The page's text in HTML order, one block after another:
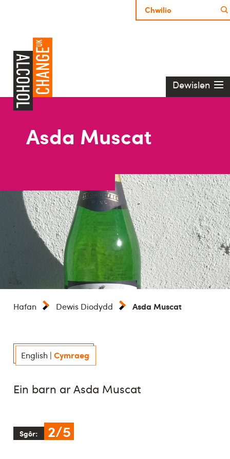
Dewislen
Asda Muscat
Hafan Dewis Diodydd Asda Muscat
English | Cymraeg
Ein barn ar Asda Muscat
Sgôr: 2/5